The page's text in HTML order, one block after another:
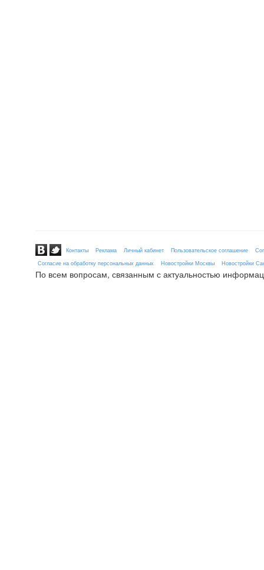
Контакты Реклама Личный кабинет Пользовательское соглашение
Согласие на обработку персональных данных
Новостройки Москвы Новостройки
По всем вопросам, связанным с актуальностью